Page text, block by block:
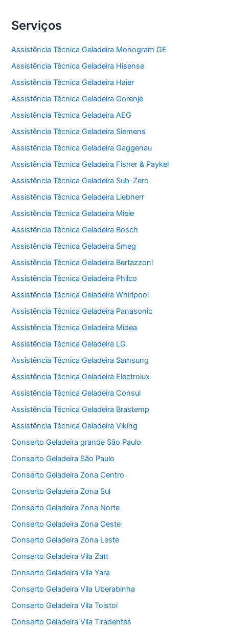
Serviços
Assistência Técnica Geladeira Monogram GE
Assistência Técnica Geladeira Hisense
Assistência Técnica Geladeira Haier
Assistência Técnica Geladeira Gorenje
Assistência Técnica Geladeira AEG
Assistência Técnica Geladeira Siemens
Assistência Técnica Geladeira Gaggenau
Assistência Técnica Geladeira Fisher & Paykel
Assistência Técnica Geladeira Sub-Zero
Assistência Técnica Geladeira Liebherr
Assistência Técnica Geladeira Miele
Assistência Técnica Geladeira Bosch
Assistência Técnica Geladeira Smeg
Assistência Técnica Geladeira Bertazzoni
Assistência Técnica Geladeira Philco
Assistência Técnica Geladeira Whirlpool
Assistência Técnica Geladeira Panasonic
Assistência Técnica Geladeira Midea
Assistência Técnica Geladeira LG
Assistência Técnica Geladeira Samsung
Assistência Técnica Geladeira Electrolux
Assistência Técnica Geladeira Consul
Assistência Técnica Geladeira Brastemp
Assistência Técnica Geladeira Viking
Conserto Geladeira grande São Paulo
Conserto Geladeira São Paulo
Conserto Geladeira Zona Centro
Conserto Geladeira Zona Sul
Conserto Geladeira Zona Norte
Conserto Geladeira Zona Oeste
Conserto Geladeira Zona Leste
Conserto Geladeira Vila Zatt
Conserto Geladeira Vila Yara
Conserto Geladeira Vila Uberabinha
Conserto Geladeira Vila Tolstoi
Conserto Geladeira Vila Tiradentes